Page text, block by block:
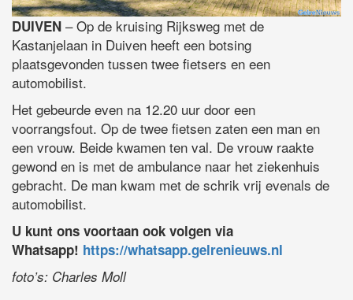
DUIVEN – Op de kruising Rijksweg met de
Kastanjelaan in Duiven heeft een botsing
plaatsgevonden tussen twee fietsers en een
automobilist.
Het gebeurde even na 12.20 uur door een
voorrangsfout. Op de twee fietsen zaten een man en
een vrouw. Beide kwamen ten val. De vrouw raakte
gewond en is met de ambulance naar het ziekenhuis
gebracht. De man kwam met de schrik vrij evenals de
automobilist.
U kunt ons voortaan ook volgen via
Whatsapp! https://whatsapp.gelrenieuws.nl
foto’s: Charles Moll